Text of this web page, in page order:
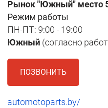
Рынок "Южный" место
Режим работы
ПН-ПТ: 9:00 - 19:00
Южный (согласно
ПОЗВОНИТЬ
automotoparts.by/